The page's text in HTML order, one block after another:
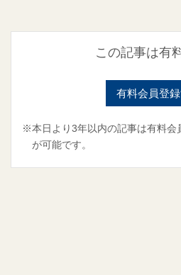
この記事は有
有料会員登
※本日より3年以内の記事は有料会
が可能です。